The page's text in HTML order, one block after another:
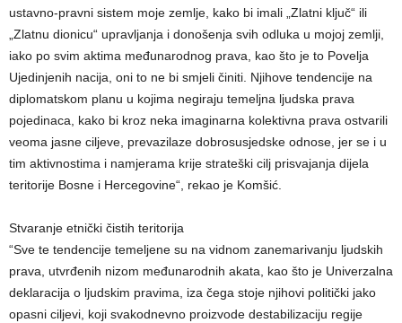
ustavno-pravni sistem moje zemlje, kako bi imali „Zlatni ključ“ ili
„Zlatnu dionicu“ upravljanja i donošenja svih odluka u mojoj zemlji,
iako po svim aktima međunarodnog prava, kao što je to Povelja
Ujedinjenih nacija, oni to ne bi smjeli činiti. Njihove tendencije na
diplomatskom planu u kojima negiraju temeljna ljudska prava
pojedinaca, kako bi kroz neka imaginarna kolektivna prava ostvarili
veoma jasne ciljeve, prevazilaze dobrosusjedske odnose, jer se i u
tim aktivnostima i namjerama krije strateški cilj prisvajanja dijela
teritorije Bosne i Hercegovine“, rekao je Komšić.
Stvaranje etnički čistih teritorija
“Sve te tendencije temeljene su na vidnom zanemarivanju ljudskih
prava, utvrđenih nizom međunarodnih akata, kao što je Univerzalna
deklaracija o ljudskim pravima, iza čega stoje njihovi politički jako
opasni ciljevi, koji svakodnevno proizvode destabilizaciju regije